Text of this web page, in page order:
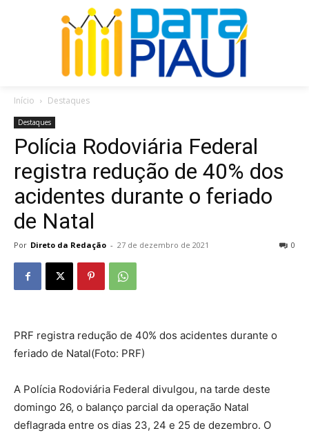
Início Destaques
Destaques
Polícia Rodoviária Federal
registra redução de 40% dos
acidentes durante o feriado
de Natal
Por Direto da Redação - 27 de dezembro de 2021 0
PRF registra redução de 40% dos acidentes durante o
feriado de Natal(Foto: PRF)
A Polícia Rodoviária Federal divulgou, na tarde deste
domingo 26, o balanço parcial da operação Natal
deflagrada entre os dias 23, 24 e 25 de dezembro. O